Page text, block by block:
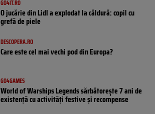
GO4IT.RO
O jucărie din Lidl a explodat la căldură: copil cu
grefă de piele
DESCOPERA.RO
Care este cel mai vechi pod din Europa?
GO4GAMES
World of Warships Legends sărbătorește 7 ani de
existență cu activități festive și recompense